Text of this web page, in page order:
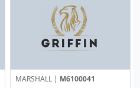
MARSHALL | M6100041